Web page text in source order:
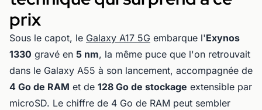
prix
Sous le capot, le Galaxy A17 5G embarque l'Exynos
1330 gravé en 5 nm, la même puce que l'on retrouvait
dans le Galaxy A55 à son lancement, accompagnée de
4 Go de RAM et de 128 Go de stockage extensible par
microSD. Le chiffre de 4 Go de RAM peut sembler